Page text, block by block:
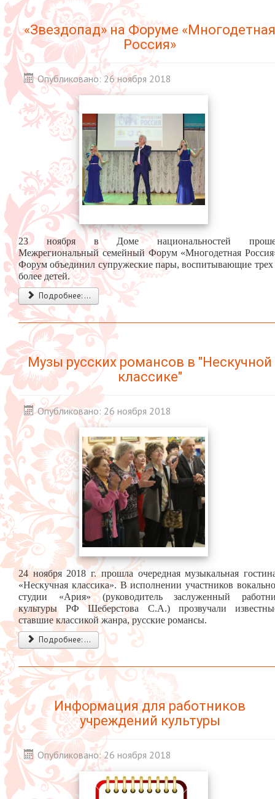
«Звездопад» на Форуме «Многодетная
Россия»
Опубликовано: 26 ноября 2018
23 ноября в Доме национальностей
Межрегиональный семейный Форум «Многодетная
Форум объединил супружеские пары, воспитывающие
более детей.
Подробнее: ...
Музы русских романсов в "Нескучной
классике"
Опубликовано: 26 ноября 2018
24 ноября 2018 г. прошла очередная музыкальная
«Нескучная классика». В исполнении участников
студии «Ария» (руководитель заслуженный
культуры РФ Шеберстова С.А.) прозвучали
ставшие классикой жанра, русские романсы.
Подробнее: ...
Информация для работников
учреждений культуры
Опубликовано: 26 ноября 2018